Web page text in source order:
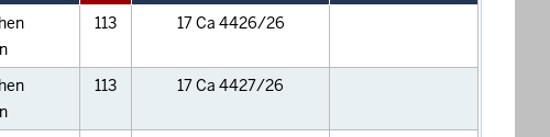
113 17 Ca 4426/26
113 17 Ca 4427/26